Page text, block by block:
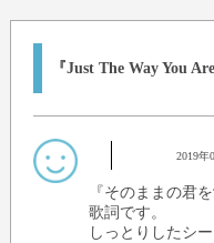
『Just The Way You
2019年
『そのままの君
歌詞です。
しっとりしたシ